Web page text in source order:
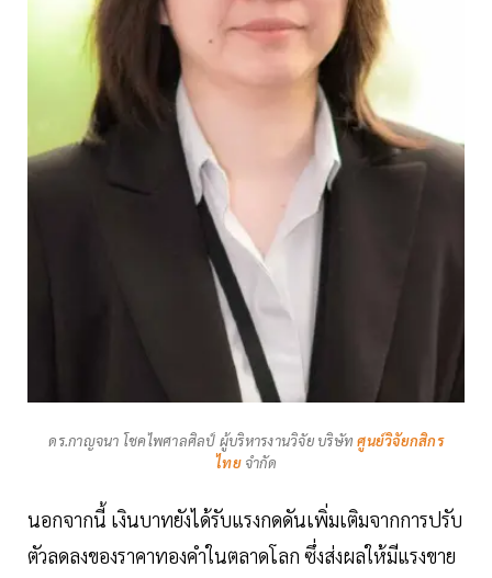
ดร.กาญจนา โชคไพศาลศิลป์ ผู้บริหารงานวิจัย บริษัท ศูนย์วิจัยกสิกร
ไทย จำกัด
นอกจากนี้ เงินบาทยังได้รับแรงกดดันเพิ่มเติมจากการปรับ
ตัวลดลงของราคาทองคำในตลาดโลก ซึ่งส่งผลให้มีแรงขาย